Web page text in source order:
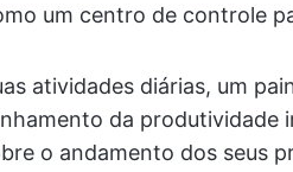
um centro de controle
atividades diárias, um
da produtividade
o andamento dos seus